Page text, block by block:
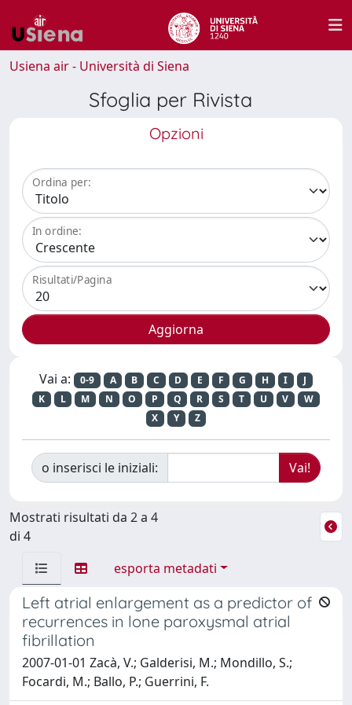
Usiena air - Università di Siena
Sfoglia per Rivista
Opzioni
Ordina per:
In ordine:
Risultati/Pagina
Vai a: 0-9 A B C D E F G H I
J
K
L M N O P Q R S T U V
W
X
Y Z
o inserisci le iniziali:
Mostrati risultati da 2 a 4
di 4
esporta metadati
Left atrial enlargement as a predictor of
recurrences in lone paroxysmal atrial
fibrillation
2007-01-01 Zacà, V.; Galderisi, M.; Mondillo, S.;
Focardi, M.; Ballo, P.; Guerrini, F.